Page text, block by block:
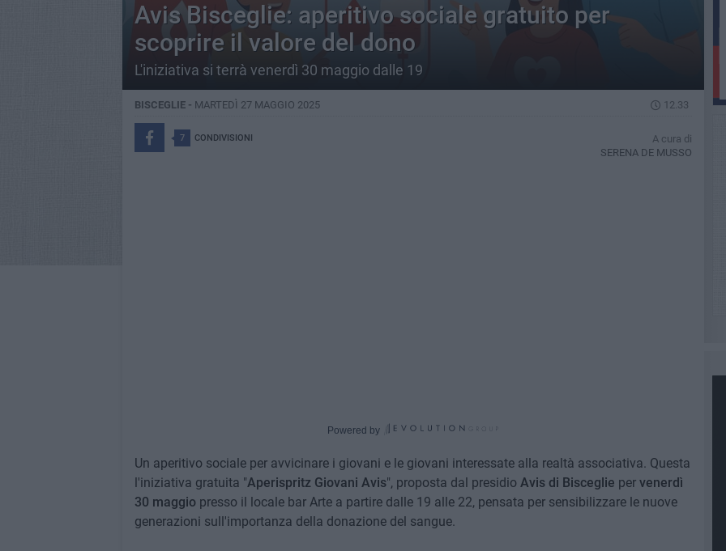
Avis Bisceglie: aperitivo sociale gratuito per
scoprire il valore del dono
L'iniziativa si terrà venerdì 30 maggio dalle 19
BISCEGLIE - MARTEDÌ 27 MAGGIO 2025 12.33
7 CONDIVISIONI
A cura di
SERENA DE MUSSO
Powered by
Un aperitivo sociale per avvicinare i giovani e le giovani interessate alla realtà associativa. Questa
l'iniziativa gratuita "Aperispritz Giovani Avis", proposta dal presidio Avis di Bisceglie per venerdì
30 maggiopresso il locale bar Arte a partire dalle 19 alle 22, pensata per sensibilizzare le nuove
generazioni sull'importanza della donazione del sangue.